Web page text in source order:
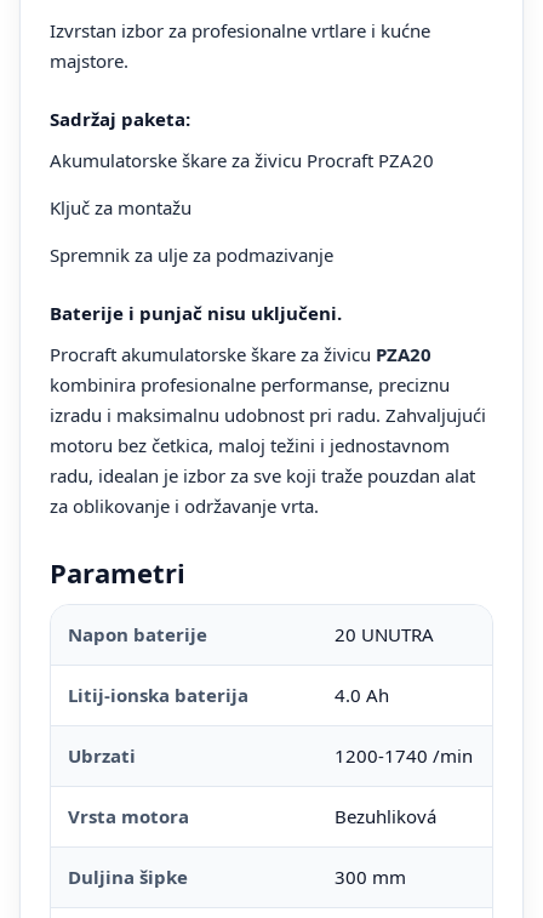
Izvrstan izbor za profesionalne vrtlare i kućne
majstore.
Sadržaj paketa:
Akumulatorske škare za živicu Procraft PZA20
Ključ za montažu
Spremnik za ulje za podmazivanje
Baterije i punjač nisu uključeni.
Procraft akumulatorske škare za živicu PZA20
kombinira profesionalne performanse, preciznu
izradu i maksimalnu udobnost pri radu. Zahvaljujući
motoru bez četkica, maloj težini i jednostavnom
radu, idealan je izbor za sve koji traže pouzdan alat
za oblikovanje i održavanje vrta.
Parametri
Napon baterije 20 UNUTRA
Litij-ionska baterija 4.0 Ah
Ubrzati 1200-1740 /min
Vrsta motora Bezuhliková
Duljina šipke 300 mm